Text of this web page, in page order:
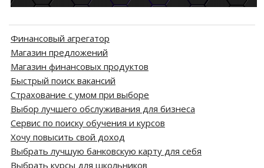
Финансовый агрегатор
Магазин предложений
Магазин финансовых продуктов
Быстрый поиск вакансий
Страхование с умом при выборе
Выбор лучшего обслуживания для бизнеса
Сервис по поиску обучения и курсов
Хочу повысить свой доход
Выбрать лучшую банковскую карту для себя
Выбрать курсы для школьников